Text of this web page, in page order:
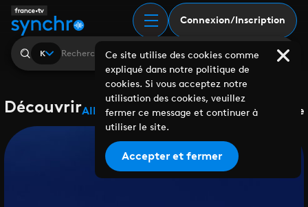
Connexion/Inscription
K
DécouvrirAlbumsPlaylistsCollaborationsLabels Genre
Ce site utilise des cookies comme
expliqué dans notre politique de
cookies. Si vous acceptez notre
utilisation des cookies, veuillez
fermer ce message et continuer à
utiliser le site.
Accepter et fermer